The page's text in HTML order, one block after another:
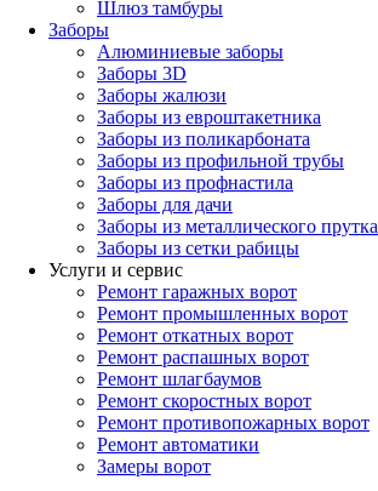
Шлюз тамбуры
Заборы
Алюминиевые заборы
Заборы 3D
Заборы жалюзи
Заборы из евроштакетника
Заборы из поликарбоната
Заборы из профильной трубы
Заборы из профнастила
Заборы для дачи
Заборы из металлического прутка
Заборы из сетки рабицы
Услуги и сервис
Ремонт гаражных ворот
Ремонт промышленных ворот
Ремонт откатных ворот
Ремонт распашных ворот
Ремонт шлагбаумов
Ремонт скоростных ворот
Ремонт противопожарных ворот
Ремонт автоматики
Замеры ворот